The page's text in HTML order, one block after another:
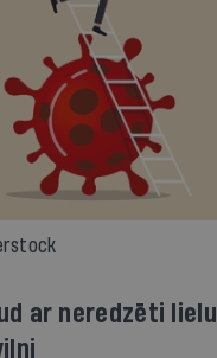
ar neredzēti lielu